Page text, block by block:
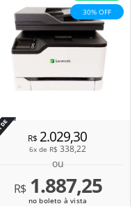
30% OFF
R$2.029,30
6x de R$ 338,22
ou
R$1.887,25
no boleto à vista